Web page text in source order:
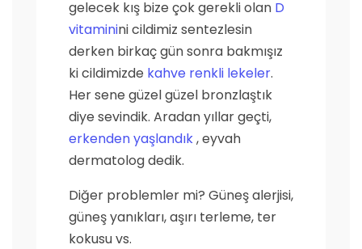
gelecek kış bize çok gerekli olan D
vitaminini cildimiz sentezlesin
derken birkaç gün sonra bakmışız
ki cildimizde kahve renkli lekeler.
Her sene güzel güzel bronzlaştık
diye sevindik. Aradan yıllar geçti,
erkenden yaşlandık, eyvah
dermatolog dedik.
Diğer problemler mi? Güneş alerjisi,
güneş yanıkları, aşırı terleme, ter
kokusu vs.